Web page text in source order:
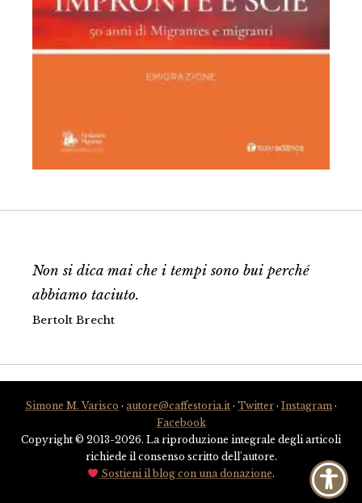
Non si dica mai che i tempi sono bui perché
abbiamo taciuto.
Bertolt Brecht
Simone M. Varisco · autore@caffestoria.it · Twitter · Instagram ·
Facebook
Copyright © 2013-2026. La riproduzione integrale degli articoli
richiede il consenso scritto dell'autore.
Sostieni il blog con una donazione.